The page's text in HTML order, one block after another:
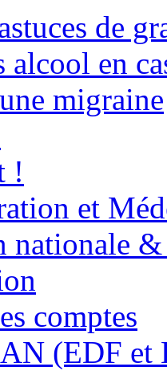
de
alcool en
migraine
!
et
nationale
comptes
(EDF et